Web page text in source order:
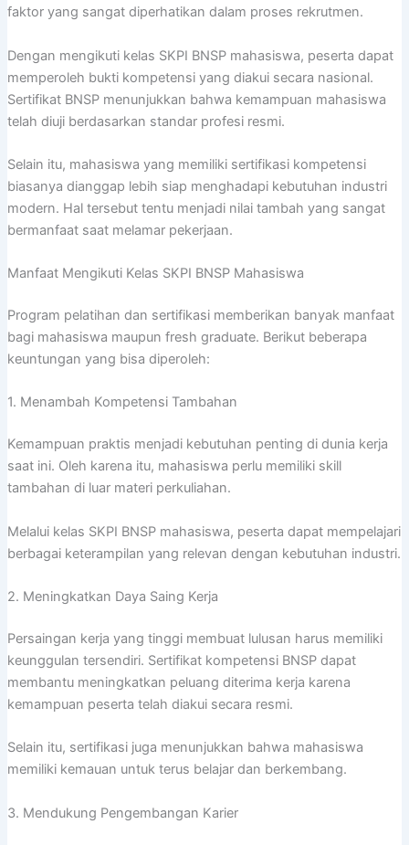
faktor yang sangat diperhatikan dalam proses rekrutmen.
Dengan mengikuti kelas SKPI BNSP mahasiswa, peserta dapat
memperoleh bukti kompetensi yang diakui secara nasional.
Sertifikat BNSP menunjukkan bahwa kemampuan mahasiswa
telah diuji berdasarkan standar profesi resmi.
Selain itu, mahasiswa yang memiliki sertifikasi kompetensi
biasanya dianggap lebih siap menghadapi kebutuhan industri
modern. Hal tersebut tentu menjadi nilai tambah yang sangat
bermanfaat saat melamar pekerjaan.
Manfaat Mengikuti Kelas SKPI BNSP Mahasiswa
Program pelatihan dan sertifikasi memberikan banyak manfaat
bagi mahasiswa maupun fresh graduate. Berikut beberapa
keuntungan yang bisa diperoleh:
1. Menambah Kompetensi Tambahan
Kemampuan praktis menjadi kebutuhan penting di dunia kerja
saat ini. Oleh karena itu, mahasiswa perlu memiliki skill
tambahan di luar materi perkuliahan.
Melalui kelas SKPI BNSP mahasiswa, peserta dapat mempelajari
berbagai keterampilan yang relevan dengan kebutuhan industri.
2. Meningkatkan Daya Saing Kerja
Persaingan kerja yang tinggi membuat lulusan harus memiliki
keunggulan tersendiri. Sertifikat kompetensi BNSP dapat
membantu meningkatkan peluang diterima kerja karena
kemampuan peserta telah diakui secara resmi.
Selain itu, sertifikasi juga menunjukkan bahwa mahasiswa
memiliki kemauan untuk terus belajar dan berkembang.
3. Mendukung Pengembangan Karier